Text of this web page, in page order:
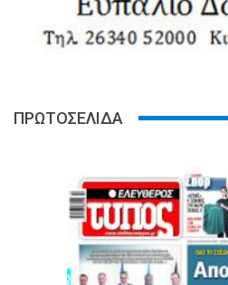
ΠΡΩΤΟΣΕΛΙΔΑ